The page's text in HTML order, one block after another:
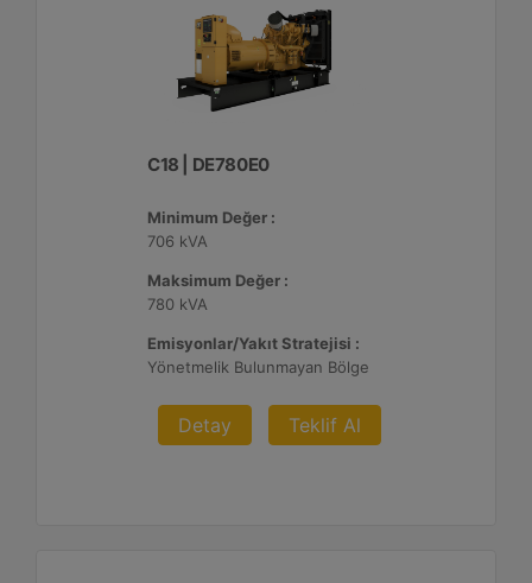
C18 | DE780E0
Minimum Değer :
706 kVA
Maksimum Değer :
780 kVA
Emisyonlar/Yakıt Stratejisi :
Yönetmelik Bulunmayan Bölge
Detay Teklif Al